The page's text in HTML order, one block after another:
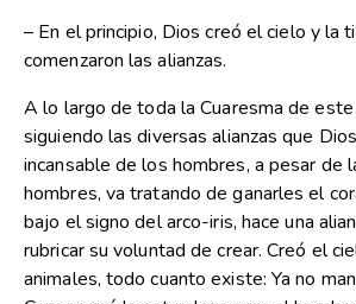
– En el principio, Dios creó el cielo y la
comenzaron las alianzas.
A lo largo de toda la Cuaresma de
siguiendo las diversas alianzas que
incansable de los hombres, a pesar de
hombres, va tratando de ganarles el
bajo el signo del arco-iris, hace una
rubricar su voluntad de crear. Creó el
animales, todo cuanto existe: Ya no